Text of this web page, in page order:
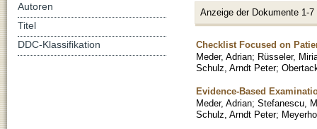
Anzeige der Dokumente 1-7
Checklist Focused on
Meder, Adrian; Rüsseler,
Schulz, Arndt Peter;
Evidence-Based
Meder, Adrian; Stefanescu,
Schulz, Arndt Peter;
Autoren
Titel
DDC-Klassifikation